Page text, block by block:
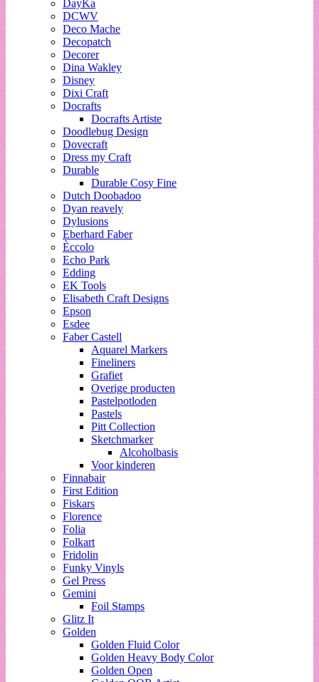
DayKa
DCWV
Deco Mache
Decopatch
Decorer
Dina Wakley
Disney
Dixi Craft
Docrafts
Docrafts Artiste
Doodlebug Design
Dovecraft
Dress my Craft
Durable
Durable Cosy Fine
Dutch Doobadoo
Dyan reavely
Dylusions
Eberhard Faber
Èccolo
Echo Park
Edding
EK Tools
Elisabeth Craft Designs
Epson
Esdee
Faber Castell
Aquarel Markers
Fineliners
Grafiet
Overige producten
Pastelpotloden
Pastels
Pitt Collection
Sketchmarker
Alcoholbasis
Voor kinderen
Finnabair
First Edition
Fiskars
Florence
Folia
Folkart
Fridolin
Funky Vinyls
Gel Press
Gemini
Foil Stamps
Glitz It
Golden
Golden Fluid Color
Golden Heavy Body Color
Golden Open